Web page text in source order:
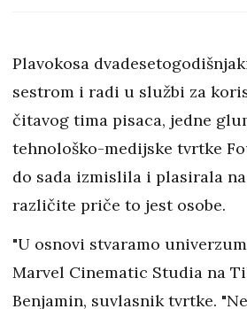
Plavokosa
sestrom i radi u službi za
čitavog tima pisaca, jedne
tehnološko-medijske tvrtke
do sada izmislila i plasirala
različite priče to jest osobe.
"U osnovi stvaramo
Marvel Cinematic Studia na
Benjamin, suvlasnik tvrtke.